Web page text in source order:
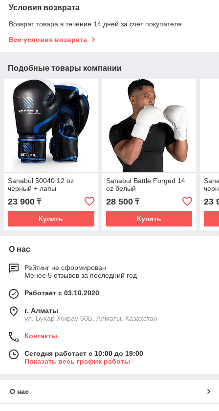
Условия возврата
Возврат товара в течение 14 дней за счет покупателя
Все условия возврата
Подобные товары компании
Sanabul 50040 12 oz
черный + лапы
23 900 ₸
Купить
Sanabul Battle Forged 14
oz белый
28 500₸
Купить
23
О нас
Рейтинг не сформирован
Менее 5 отзывов за последний год
Работает с 03.10.2020
г. Алматы
ул. Бухар Жирау 60Б, Алматы, Казахстан
Контакты
Сегодня работает с 10:00 до 19:00
Показать весь график работы
О нас